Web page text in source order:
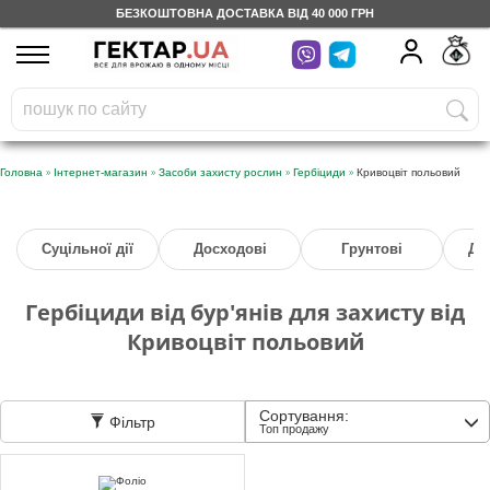
БЕЗКОШТОВНА ДОСТАВКА ВІД 40 000 ГРН
UA
На вашому
бонусному рахунку
грн
Безкоштовно по Україні
Категорії
Щоденник
Доставка
Головна » Інтернет-магазин » Засоби захисту рослин » Гербіциди » Кривоцвіт польовий
Суцільної дії Досходові Грунтові
Гербіциди від бур'янів для захисту від
Кривоцвіт польовий
Фільтр Сортування:
Топ продажу